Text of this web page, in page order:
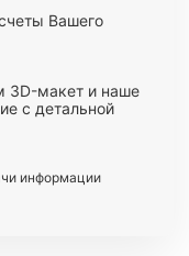
Вашего
3D-макет и наше
с детальной
информации